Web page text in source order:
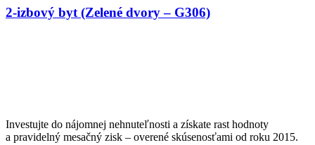
2-izbový byt (Zelené dvory – G306)
Investujte do nájomnej nehnuteľnosti a získate rast hodnoty
a pravidelný mesačný zisk – overené skúsenosťami od roku 2015.